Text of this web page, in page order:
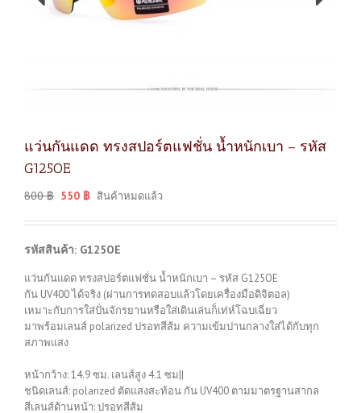
แว่นกันแดด ทรงสปอร์ตแฟชั่น น้ำหนักเบา – รหัส
G125OE
800฿ 550 ฿ สินค้าหมดแล้ว
รหัสสินค้า: G125OE
แว่นกันแดด ทรงสปอร์ตแฟชั่น น้ำหนักเบา – รหัส G125OE
กัน UV400 ได้จริง (ผ่านการทดสอบแล้วโดยเครื่องมือดิจิตอล)
เหมาะกับการใส่ปั่นจักรยานหรือใส่เดินเล่นก็เท่ห์โฉบเฉี่ยว
มาพร้อมเลนส์ polarized ปรอทสีส้ม ความเข้มปานกลางใส่ได้กับทุก
สภาพแสง
หน้ากว้าง: 14.9 ซม. เลนส์สูง 4.1 ซม||
ชนิดเลนส์: polarized ตัดแสงสะท้อน กัน UV400 ตามมาตรฐานสากล
สีเลนส์ด้านหน้า: ปรอทสีส้ม